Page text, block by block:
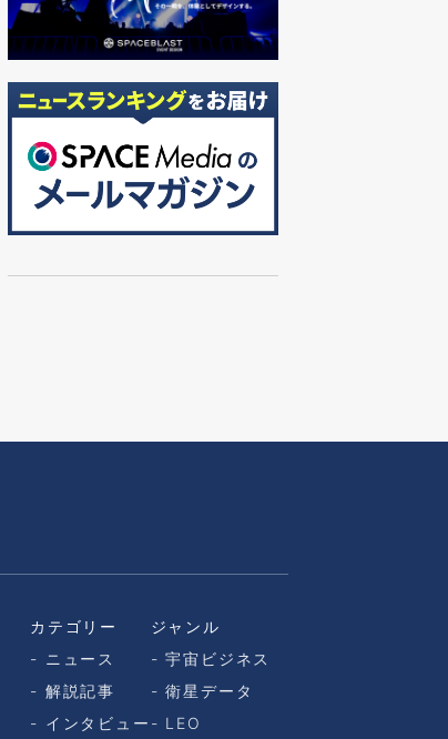
カテゴリー
ニュース
解説記事
インタビュー
ジャンル
宇宙ビジネス
衛星データ
LEO